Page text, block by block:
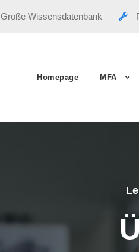
Große Wissensdatenbank
Homepage MFA